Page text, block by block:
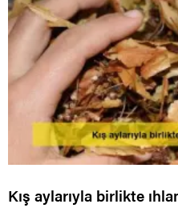
Kış aylarıyla birlikte